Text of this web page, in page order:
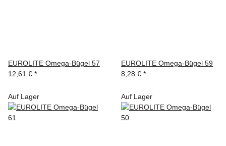
EUROLITE Omega-Bügel 57
12,61 € *
EUROLITE Omega-Bügel 59
8,28 € *
Auf Lager Auf Lager